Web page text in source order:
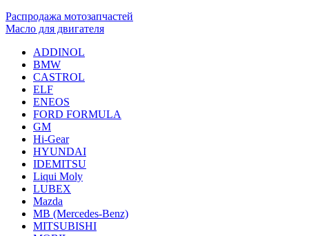
Распродажа мотозапчастей
Масло для двигателя
ADDINOL
BMW
CASTROL
ELF
ENEOS
FORD FORMULA
GM
Hi-Gear
HYUNDAI
IDEMITSU
Liqui Moly
LUBEX
Mazda
MB (Mercedes-Вenz)
MITSUBISHI